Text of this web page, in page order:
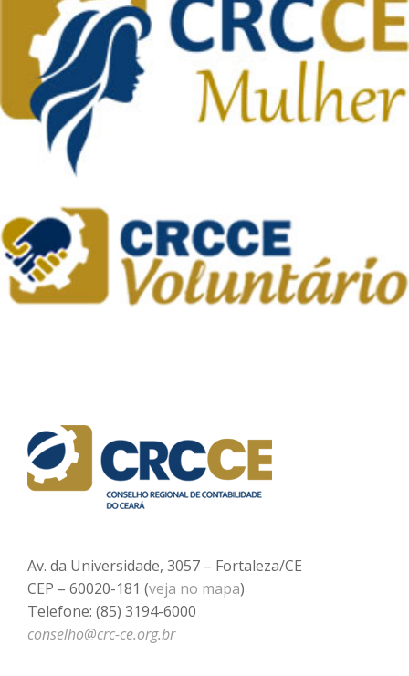
Av. da Universidade, 3057 – Fortaleza/CE
CEP – 60020-181 (veja no mapa)
Telefone: (85) 3194-6000
conselho@crc-ce.org.br